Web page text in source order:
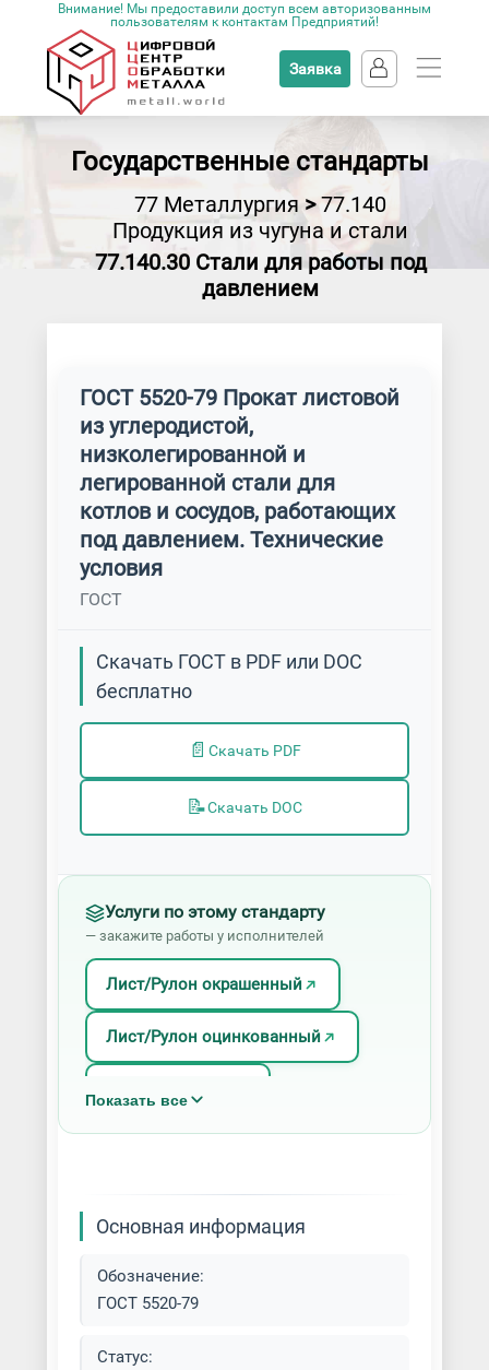
Внимание! Мы предоставили доступ всем авторизованным
пользователям к контактам Предприятий!
Заявка
Государственные стандарты
77 Металлургия >77.140
Продукция из чугуна и стали
77.140.30 Стали для работы под
давлением
ГОСТ 5520-79 Прокат листовой
из углеродистой,
низколегированной и
легированной стали для
котлов и сосудов, работающих
под давлением. Технические
условия
ГОСТ
Скачать ГОСТ в PDF или DOC
бесплатно
📄 Скачать PDF
📝Скачать DOC
Услуги по этому стандарту
— закажите работы у исполнителей
Лист/Рулон окрашенный
Лист/Рулон оцинкованный
Показать все
Основная информация
Обозначение:
ГОСТ 5520-79
Статус: